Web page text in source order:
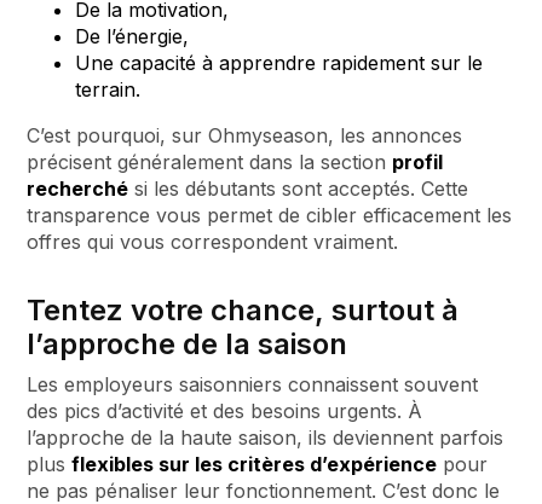
De la motivation,
De l’énergie,
Une capacité à apprendre rapidement sur le
terrain.
C’est pourquoi, sur Ohmyseason, les annonces
précisent généralement dans la section profil
recherché si les débutants sont acceptés. Cette
transparence vous permet de cibler efficacement les
offres qui vous correspondent vraiment.
Tentez votre chance, surtout à
l’approche de la saison
Les employeurs saisonniers connaissent souvent
des pics d’activité et des besoins urgents. À
l’approche de la haute saison, ils deviennent parfois
plusflexibles sur les critères d’expérience pour
ne pas pénaliser leur fonctionnement. C’est donc le